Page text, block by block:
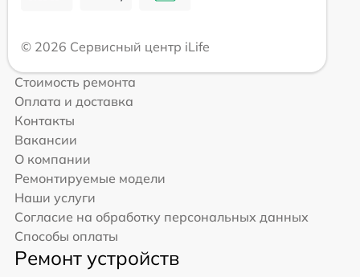
© 2026 Сервисный центр iLife
Стоимость ремонта
Оплата и доставка
Контакты
Вакансии
О компании
Ремонтируемые модели
Наши услуги
Согласие на обработку персональных данных
Способы оплаты
Ремонт устройств